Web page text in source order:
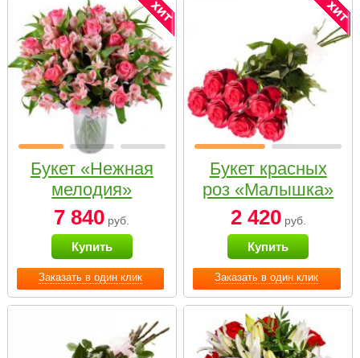
Заказать в один клик
Букет «Нежная
мелодия»
7 840 руб.
Купить
Заказать в один клик
Букет красных
роз «Малышка»
2 420руб.
Купить